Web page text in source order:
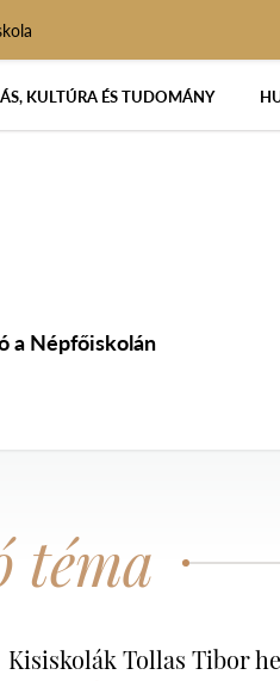
KULTÚRA ÉS TUDOMÁNY
a Népfőiskolán
téma
Kisiskolák Tollas Tibor